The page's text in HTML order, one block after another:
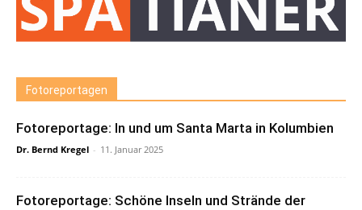
Fotoreportagen
Fotoreportage: In und um Santa Marta in Kolumbien
Dr. Bernd Kregel - 11. Januar 2025
Fotoreportage: Schöne Inseln und Strände der